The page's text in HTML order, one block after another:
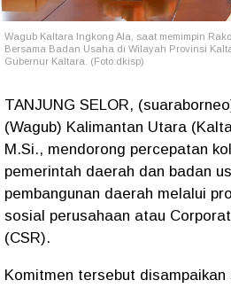
Wagub Kaltara Ingkong Ala, saat memimpin
Bersama Badan Usaha di Wilayah Provinsi
Gubernur Kaltara. (Foto:dkisp)
TANJUNG SELOR,
(Wagub) Kalimantan Utara
M.Si., mendorong percepatan
pemerintah daerah dan badan
pembangunan daerah melalui
sosial perusahaan atau
(CSR).
Komitmen tersebut